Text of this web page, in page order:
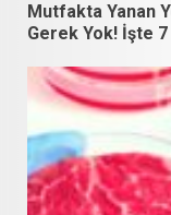
Mutfakta Yanan
Gerek Yok! İşte